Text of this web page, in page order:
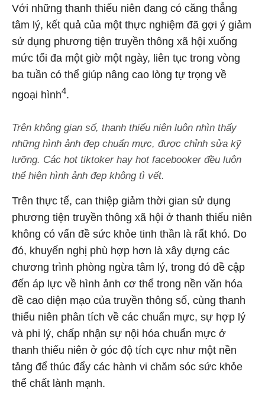
Với những thanh thiếu niên đang có căng thẳng
tâm lý, kết quả của một thực nghiệm đã gợi ý giảm
sử dụng phương tiện truyền thông xã hội xuống
mức tối đa một giờ một ngày, liên tục trong vòng
ba tuần có thể giúp nâng cao lòng tự trọng về
ngoại hình4.
Trên không gian số, thanh thiếu niên luôn nhìn thấy
những hình ảnh đẹp chuẩn mực, được chỉnh sửa kỹ
lưỡng. Các hot tiktoker hay hot facebooker đều luôn
thể hiện hình ảnh đẹp không tì vết.
Trên thực tế, can thiệp giảm thời gian sử dụng
phương tiện truyền thông xã hội ở thanh thiếu niên
không có vấn đề sức khỏe tinh thần là rất khó. Do
đó, khuyến nghị phù hợp hơn là xây dựng các
chương trình phòng ngừa tâm lý, trong đó đề cập
đến áp lực về hình ảnh cơ thể trong nền văn hóa
đề cao diện mạo của truyền thông số, cùng thanh
thiếu niên phân tích về các chuẩn mực, sự hợp lý
và phi lý, chấp nhận sự nội hóa chuẩn mực ở
thanh thiếu niên ở góc độ tích cực như một nền
tảng để thúc đẩy các hành vi chăm sóc sức khỏe
thể chất lành mạnh.